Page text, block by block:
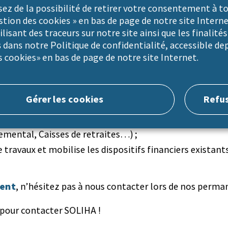
thermique, chauffage, menuiseries,
au handicap: accessibilité, salle de bains,
: mise aux normes électricité, sanitaires, toiture…
?
cumulables avec d’autres aides complémentaires
Caisses de retraites…) ;
travaux et mobilise les dispositifs financiers
, n’hésitez pas à nous contacter lors de nos
contacter SOLIHA !
de la possibilité de retirer votre consentement à
des cookies » en bas de page de notre site
des traceurs sur notre site ainsi que les
dans notre Politique de confidentialité, accessible
cookies» en bas de page de notre site Internet.
Gérer les cookies